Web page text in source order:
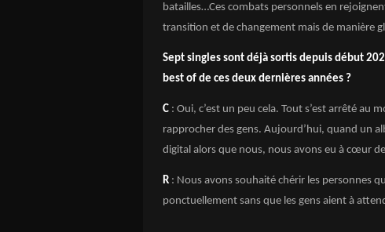
batailles…Ces combats personnels en
transition et de changement mais de manière
Sept singles sont déjà sortis depuis début
best of de ces deux dernières années ?
C : Oui, c’est un peu cela. Tout s’est arrêté au
rapprocher des gens. Aujourd’hui, quand un
digital alors que nous, nous avons eu à cœur
R : Nous avons souhaité chérir les personnes
ponctuellement sans que les gens aient à